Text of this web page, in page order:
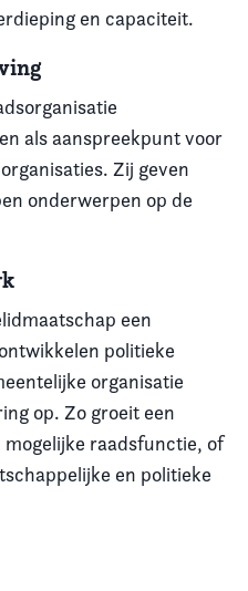
en capaciteit.
als aanspreekpunt voor
Zij geven
onderwerpen op de
een
politieke
organisatie
op. Zo groeit een
raadsfunctie, of
en politieke